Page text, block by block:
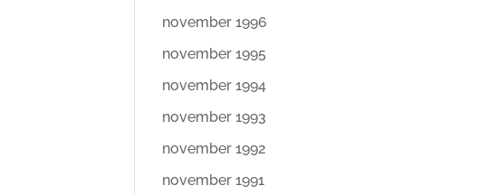
november 1996
november 1995
november 1994
november 1993
november 1992
november 1991